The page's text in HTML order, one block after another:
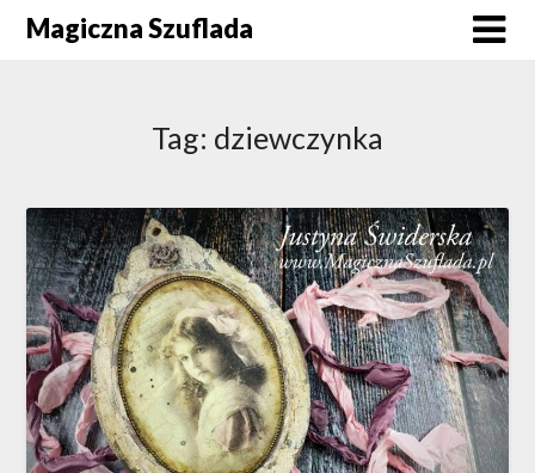
SkipMagiczna Szuflada
Tag: dziewczynka